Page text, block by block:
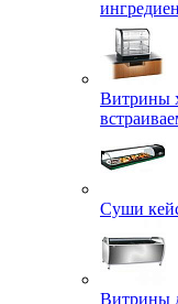
Витрины
Суши
Витрины